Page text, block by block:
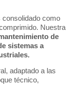
como
Nuestra
de
sistemas a
adaptado a las
técnico,